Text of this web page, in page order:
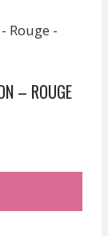
– ROUGE